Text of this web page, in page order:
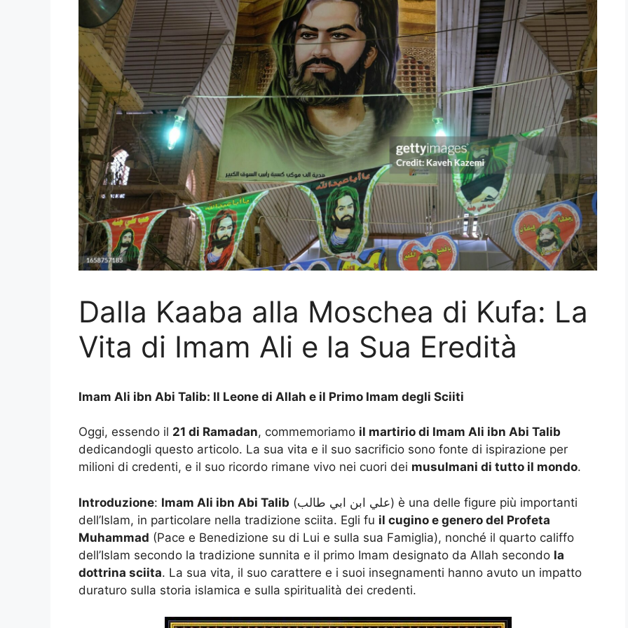
Dalla Kaaba alla Moschea di Kufa: La
Vita di Imam Ali e la Sua Eredità
Imam Ali ibn Abi Talib: Il Leone di Allah e il Primo Imam degli Sciiti
Oggi, essendo il 21 di Ramadan, commemoriamo il martirio di Imam Ali ibn Abi Talib
dedicandogli questo articolo. La sua vita e il suo sacrificio sono fonte di ispirazione per
milioni di credenti, e il suo ricordo rimane vivo nei cuori dei musulmani di tutto il mondo.
Introduzione: Imam Ali ibn Abi Talib (علي ابن ابي طالب) è una delle figure più importanti
dell’Islam, in particolare nella tradizione sciita. Egli fu il cugino e genero del Profeta
Muhammad (Pace e Benedizione su di Lui e sulla sua Famiglia), nonché il quarto califfo
dell’Islam secondo la tradizione sunnita e il primo Imam designato da Allah secondo la
dottrina sciita. La sua vita, il suo carattere e i suoi insegnamenti hanno avuto un impatto
duraturo sulla storia islamica e sulla spiritualità dei credenti.